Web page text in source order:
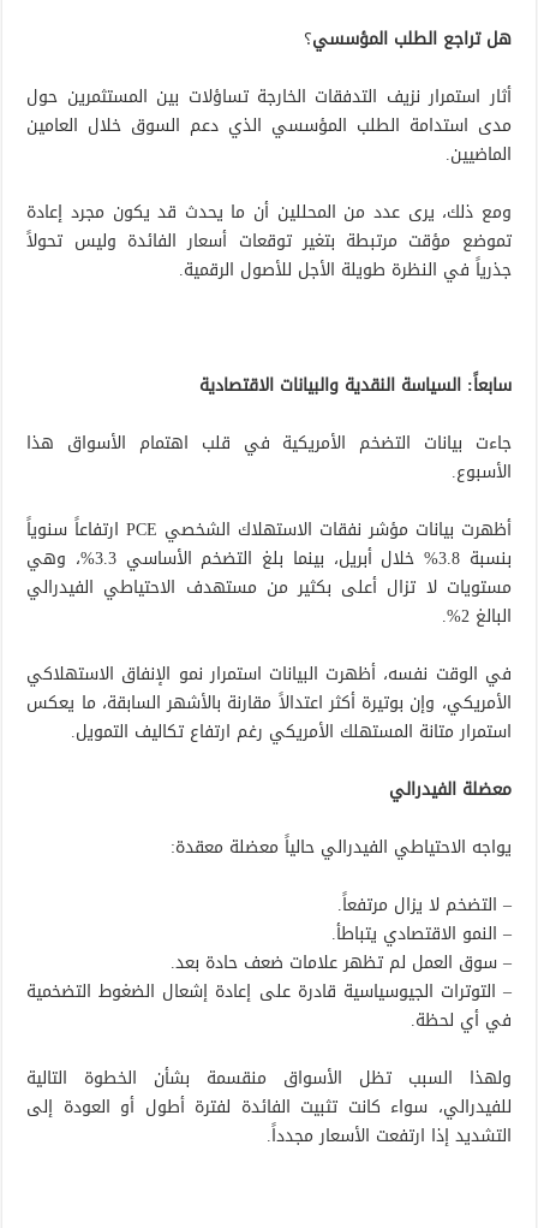
هل تراجع الطلب المؤسسي؟
أثار استمرار نزيف التدفقات الخارجة تساؤلات بين المستثمرين حول
مدى استدامة الطلب المؤسسي الذي دعم السوق خلال العامين
الماضيين.
ومع ذلك، يرى عدد من المحللين أن ما يحدث قد يكون مجرد إعادة
تموضع مؤقت مرتبطة بتغير توقعات أسعار الفائدة وليس تحولاً
جذرياً في النظرة طويلة الأجل للأصول الرقمية.
سابعاً: السياسة النقدية والبيانات الاقتصادية
جاءت بيانات التضخم الأمريكية في قلب اهتمام الأسواق هذا
الأسبوع.
أظهرت بيانات مؤشر نفقات الاستهلاك الشخصي PCE ارتفاعاً سنوياً
بنسبة 3.8% خلال أبريل، بينما بلغ التضخم الأساسي 3.3%، وهي
مستويات لا تزال أعلى بكثير من مستهدف الاحتياطي الفيدرالي
البالغ 2%.
في الوقت نفسه، أظهرت البيانات استمرار نمو الإنفاق الاستهلاكي
الأمريكي، وإن بوتيرة أكثر اعتدالاً مقارنة بالأشهر السابقة، ما يعكس
استمرار متانة المستهلك الأمريكي رغم ارتفاع تكاليف التمويل.
معضلة الفيدرالي
يواجه الاحتياطي الفيدرالي حالياً معضلة معقدة:
– التضخم لا يزال مرتفعاً.
– النمو الاقتصادي يتباطأ.
– سوق العمل لم تظهر علامات ضعف حادة بعد.
– التوترات الجيوسياسية قادرة على إعادة إشعال الضغوط التضخمية
في أي لحظة.
ولهذا السبب تظل الأسواق منقسمة بشأن الخطوة التالية
للفيدرالي، سواء كانت تثبيت الفائدة لفترة أطول أو العودة إلى
التشديد إذا ارتفعت الأسعار مجدداً.